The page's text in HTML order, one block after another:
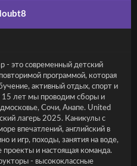
- это современный детский
программой, которая
активный отдых, спорт и
15 лет мы проводим сборы и
Сочи, Анапе. United
лагерь 2025. Каникулы с
впечатлений, английский в
и игр, походы, занятия на воде,
проекты и настоящая команда.
- высококлассные